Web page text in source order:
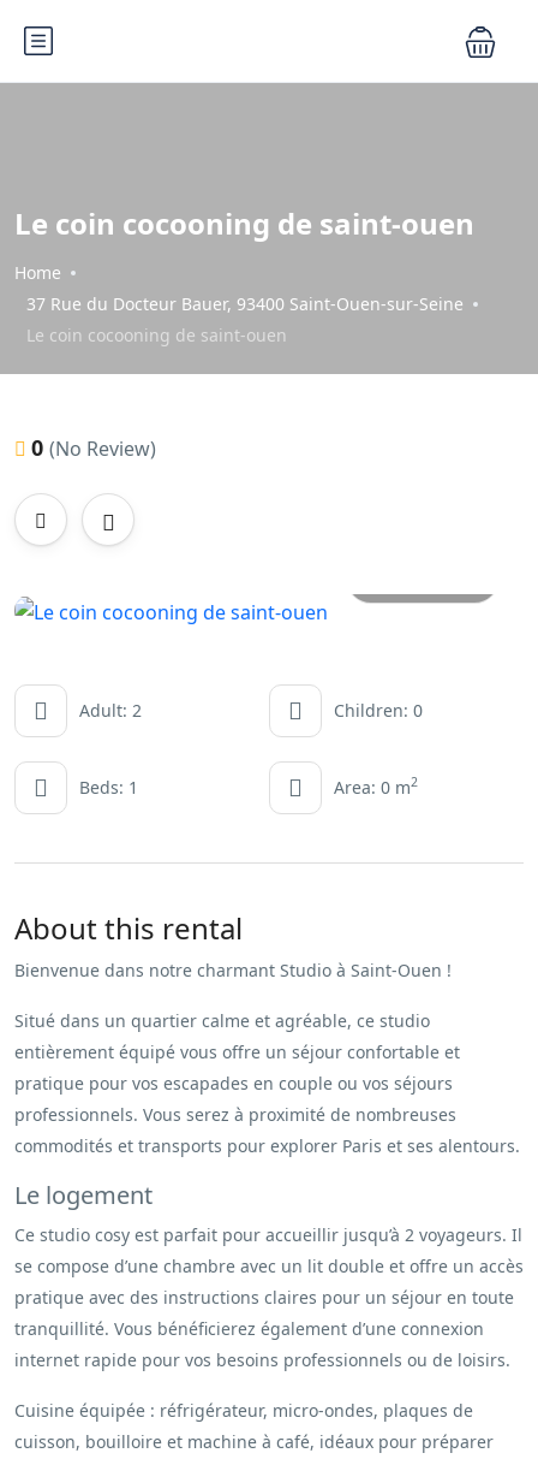
Le coin cocooning de saint-ouen
Home
37 Rue du Docteur Bauer, 93400 Saint-Ouen-sur-Seine
Le coin cocooning de saint-ouen
0 (No Review)
Adult: 2 Children: 0
Beds: 1 Area: 0 m2
About this rental
Bienvenue dans notre charmant Studio à Saint-Ouen !
Situé dans un quartier calme et agréable, ce studio
entièrement équipé vous offre un séjour confortable et
pratique pour vos escapades en couple ou vos séjours
professionnels. Vous serez à proximité de nombreuses
commodités et transports pour explorer Paris et ses alentours.
Le logement
Ce studio cosy est parfait pour accueillir jusqu’à 2 voyageurs. Il
se compose d’une chambre avec un lit double et offre un accès
pratique avec des instructions claires pour un séjour en toute
tranquillité. Vous bénéficierez également d’une connexion
internet rapide pour vos besoins professionnels ou de loisirs.
Cuisine équipée : réfrigérateur, micro-ondes, plaques de
cuisson, bouilloire et machine à café, idéaux pour préparer